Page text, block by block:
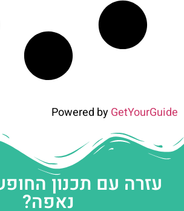
Powered byGetYourGuide
עזרה עם תכנון
נאפה?